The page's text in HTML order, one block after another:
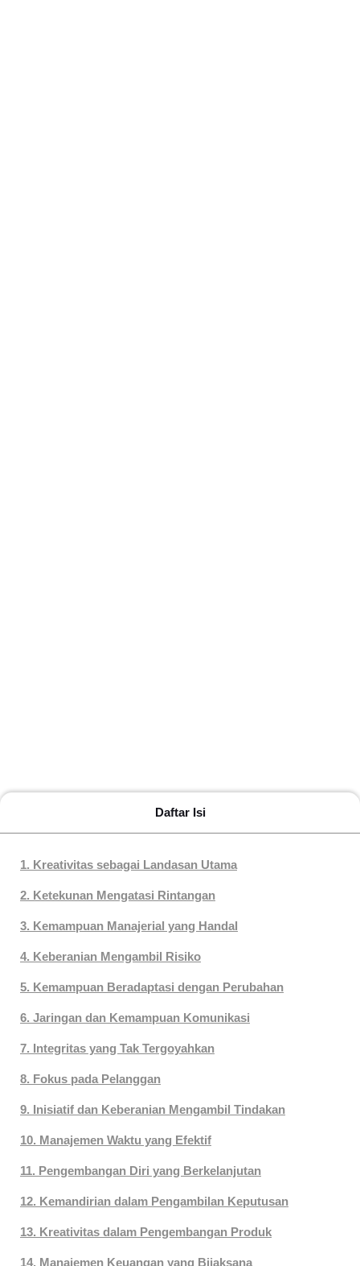
Daftar Isi
1. Kreativitas sebagai Landasan Utama
2. Ketekunan Mengatasi Rintangan
3. Kemampuan Manajerial yang Handal
4. Keberanian Mengambil Risiko
5. Kemampuan Beradaptasi dengan Perubahan
6. Jaringan dan Kemampuan Komunikasi
7. Integritas yang Tak Tergoyahkan
8. Fokus pada Pelanggan
9. Inisiatif dan Keberanian Mengambil Tindakan
10. Manajemen Waktu yang Efektif
11. Pengembangan Diri yang Berkelanjutan
12. Kemandirian dalam Pengambilan Keputusan
13. Kreativitas dalam Pengembangan Produk
14. Manajemen Keuangan yang Bijaksana